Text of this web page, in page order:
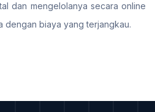
dan mengelolanya secara online
dengan biaya yang terjangkau.